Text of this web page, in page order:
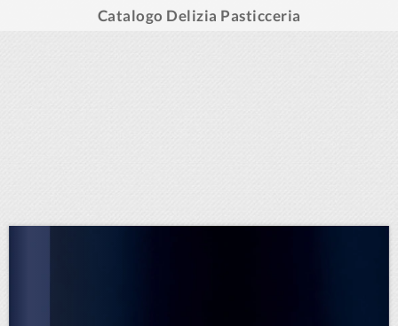
Catalogo Delizia Pasticceria